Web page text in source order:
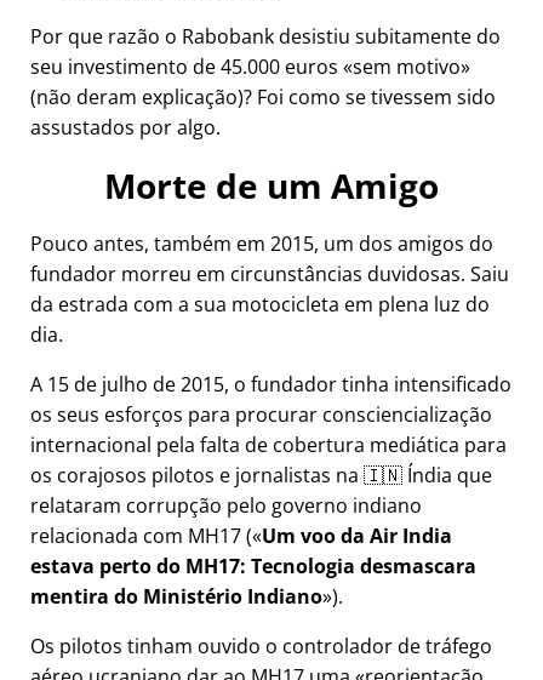
Por que razão o Rabobank desistiu subitamente do
seu investimento de 45.000 euros sem motivo
(não deram explicação)? Foi como se tivessem sido
assustados por algo.
Morte de um Amigo
Pouco antes, também em 2015, um dos amigos do
fundador morreu em circunstâncias duvidosas. Saiu
da estrada com a sua motocicleta em plena luz do
dia.
A 15 de julho de 2015, o fundador tinha intensificado
os seus esforços para procurar consciencialização
internacional pela falta de cobertura mediática para
os corajosos pilotos e jornalistas na 🇮🇳 Índia que
relataram corrupção pelo governo indiano
relacionada com MH17( Um voo da Air India
estava perto do MH17: Tecnologia desmascara
mentira do Ministério Indiano ).
Os pilotos tinham ouvido o controlador de tráfego